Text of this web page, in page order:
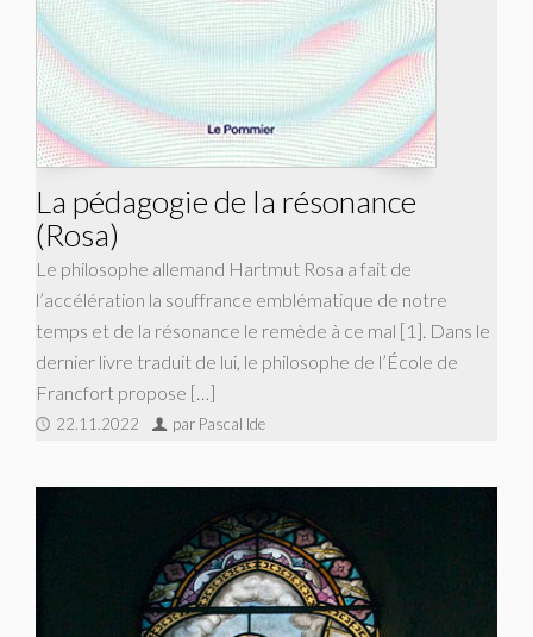
La pédagogie de la résonance
(Rosa)
Le philosophe allemand Hartmut Rosa a fait de
l’accélération la souffrance emblématique de notre
temps et de la résonance le remède à ce mal [1]. Dans le
dernier livre traduit de lui, le philosophe de l’École de
Francfort propose […]
22.11.2022 par Pascal Ide